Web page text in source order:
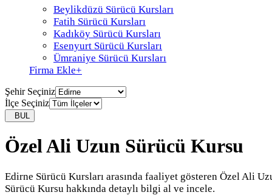
Beylikdüzü Sürücü Kursları
Fatih Sürücü Kursları
Kadıköy Sürücü Kursları
Esenyurt Sürücü Kursları
Ümraniye Sürücü Kursları
Firma Ekle+
Şehir Seçiniz
İlçe Seçiniz
BUL
Özel Ali Uzun Sürücü Kursu
Edirne Sürücü Kursları arasında faaliyet gösteren Özel Ali
Sürücü Kursu hakkında detaylı bilgi al ve incele.